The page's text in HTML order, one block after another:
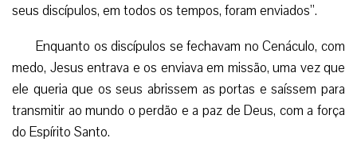
seus discípulos, em todos os tempos, foram enviados”.
Enquanto os discípulos se fechavam no Cenáculo, com
medo, Jesus entrava e os enviava em missão, uma vez que
ele queria que os seus abrissem as portas e saíssem para
transmitir ao mundo o perdão e a paz de Deus, com a força
do Espírito Santo.